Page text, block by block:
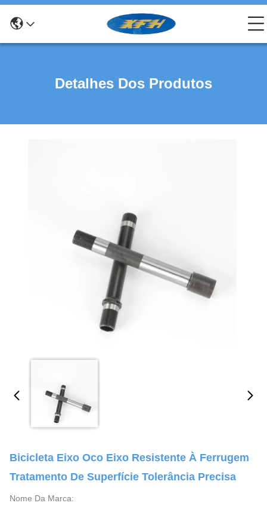
Detalhes Dos Produtos
Bicicleta Eixo Oco Eixo Resistente À Ferrugem
Tratamento De Superfície Tolerância Precisa
Nome Da Marca: